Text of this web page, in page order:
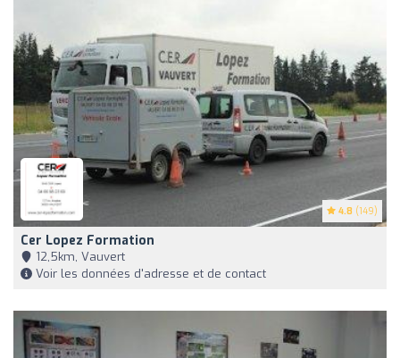
4.8 (149)
Cer Lopez Formation
12,5km, Vauvert
Voir les données d'adresse et de contact